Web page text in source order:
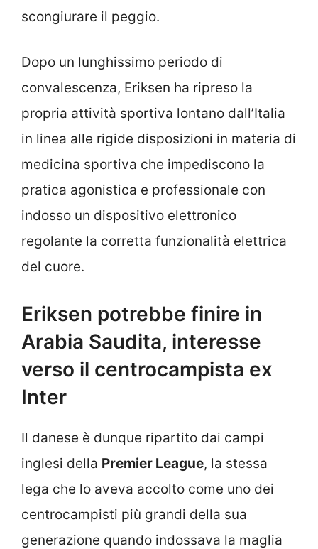
scongiurare il peggio.
Dopo un lunghissimo periodo di
convalescenza, Eriksen ha ripreso la
propria attività sportiva lontano dall’Italia
in linea alle rigide disposizioni in materia di
medicina sportiva che impediscono la
pratica agonistica e professionale con
indosso un dispositivo elettronico
regolante la corretta funzionalità elettrica
del cuore.
Eriksen potrebbe finire in
Arabia Saudita, interesse
verso il centrocampista ex
Inter
Il danese è dunque ripartito dai campi
inglesi della Premier League, la stessa
lega che lo aveva accolto come uno dei
centrocampisti più grandi della sua
generazione quando indossava la maglia